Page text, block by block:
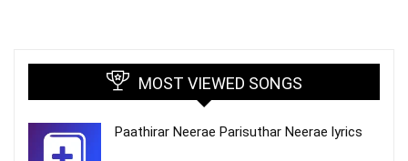
MOST VIEWED SONGS
Paathirar Neerae Parisuthar Neerae lyrics